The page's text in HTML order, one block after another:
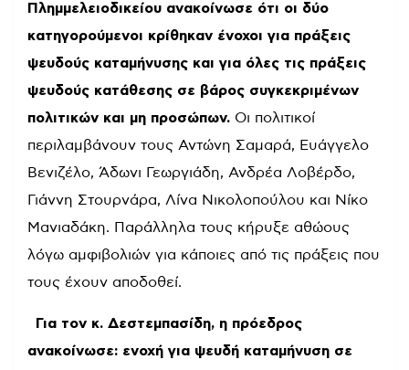
Πλημμελειοδικείου ανακοίνωσε ότι οι δύο
κατηγορούμενοι κρίθηκαν ένοχοι για πράξεις
ψευδούς καταμήνυσης και για όλες τις πράξεις
ψευδούς κατάθεσης σε βάρος συγκεκριμένων
πολιτικών και μη προσώπων. Οι πολιτικοί
περιλαμβάνουν τους Αντώνη Σαμαρά, Ευάγγελο
Βενιζέλο, Άδωνι Γεωργιάδη, Ανδρέα Λοβέρδο,
Γιάννη Στουρνάρα, Λίνα Νικολοπούλου και Νίκο
Μανιαδάκη. Παράλληλα τους κήρυξε αθώους
λόγω αμφιβολιών για κάποιες από τις πράξεις που
τους έχουν αποδοθεί.
Για τον κ. Δεστεμπασίδη, η πρόεδρος
ανακοίνωσε: ενοχή για ψευδή καταμήνυση σε